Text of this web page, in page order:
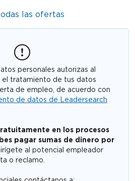
las ofertas
personales autorizas al
el tratamiento de tus datos
de empleo, de acuerdo con
de datos de Leadersearch
en los procesos
pagar sumas de dinero por
al potencial empleador
o reclamo.